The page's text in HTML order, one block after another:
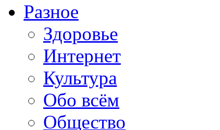
Разное
Здоровье
Интернет
Культура
Обо всём
Общество